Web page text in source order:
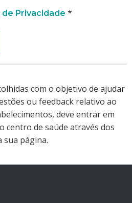
de Privacidade *
com o objetivo de ajudar
ou feedback relativo ao
deve entrar em
centro de saúde através dos
sua página.